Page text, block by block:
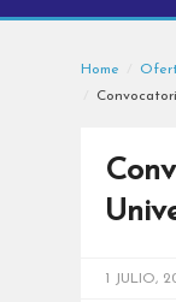
Home
1 JULIO,